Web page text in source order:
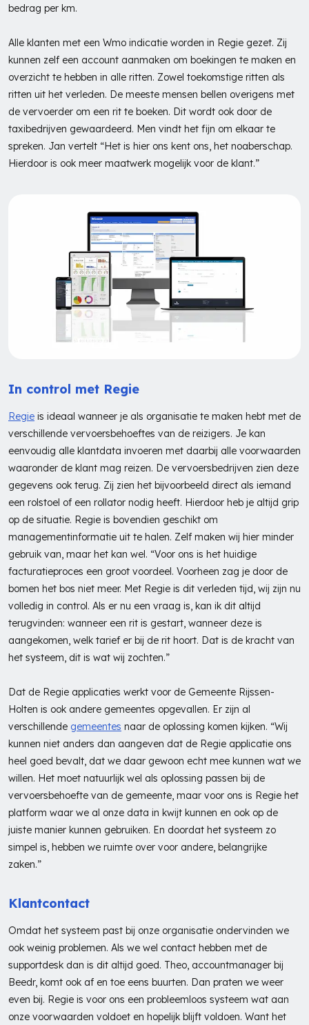
bedrag per km.
Alle klanten met een Wmo indicatie worden in Regie gezet. Zij
kunnen zelf een account aanmaken om boekingen te maken en
overzicht te hebben in alle ritten. Zowel toekomstige ritten als
ritten uit het verleden. De meeste mensen bellen overigens met
de vervoerder om een rit te boeken. Dit wordt ook door de
taxibedrijven gewaardeerd. Men vindt het fijn om elkaar te
spreken. Jan vertelt “Het is hier ons kent ons, het noaberschap.
Hierdoor is ook meer maatwerk mogelijk voor de klant.”
In control met Regie
Regie is ideaal wanneer je als organisatie te maken hebt met de
verschillende vervoersbehoeftes van de reizigers. Je kan
eenvoudig alle klantdata invoeren met daarbij alle voorwaarden
waaronder de klant mag reizen. De vervoersbedrijven zien deze
gegevens ook terug. Zij zien het bijvoorbeeld direct als iemand
een rolstoel of een rollator nodig heeft. Hierdoor heb je altijd grip
op de situatie. Regie is bovendien geschikt om
managementinformatie uit te halen. Zelf maken wij hier minder
gebruik van, maar het kan wel. “Voor ons is het huidige
facturatieproces een groot voordeel. Voorheen zag je door de
bomen het bos niet meer. Met Regie is dit verleden tijd, wij zijn nu
volledig in control. Als er nu een vraag is, kan ik dit altijd
terugvinden: wanneer een rit is gestart, wanneer deze is
aangekomen, welk tarief er bij de rit hoort. Dat is de kracht van
het systeem, dit is wat wij zochten.”
Dat de Regie applicaties werkt voor de Gemeente Rijssen-
Holten is ook andere gemeentes opgevallen. Er zijn al
verschillende gemeentes naar de oplossing komen kijken. “Wij
kunnen niet anders dan aangeven dat de Regie applicatie ons
heel goed bevalt, dat we daar gewoon echt mee kunnen wat we
willen. Het moet natuurlijk wel als oplossing passen bij de
vervoersbehoefte van de gemeente, maar voor ons is Regie het
platform waar we al onze data in kwijt kunnen en ook op de
juiste manier kunnen gebruiken. En doordat het systeem zo
simpel is, hebben we ruimte over voor andere, belangrijke
zaken.”
Klantcontact
Omdat het systeem past bij onze organisatie ondervinden we
ook weinig problemen. Als we wel contact hebben met de
supportdesk dan is dit altijd goed. Theo, accountmanager bij
Beedr, komt ook af en toe eens buurten. Dan praten we weer
even bij. Regie is voor ons een probleemloos systeem wat aan
onze voorwaarden voldoet en hopelijk blijft voldoen. Want het